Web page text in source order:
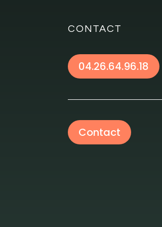
CONTACT
04.26.64.96.18
Contact